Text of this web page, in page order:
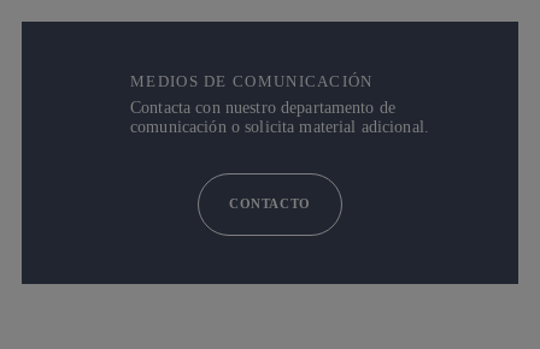
MEDIOS DE COMUNICACIÓN
Contacta con nuestro departamento de
comunicación o solicita material adicional.
CONTACTO